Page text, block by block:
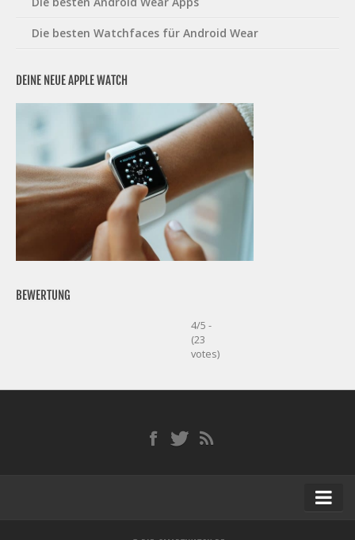
Die besten Watchfaces für Android Wear
DEINE NEUE APPLE WATCH
BEWERTUNG
4/5 -
(23
votes)